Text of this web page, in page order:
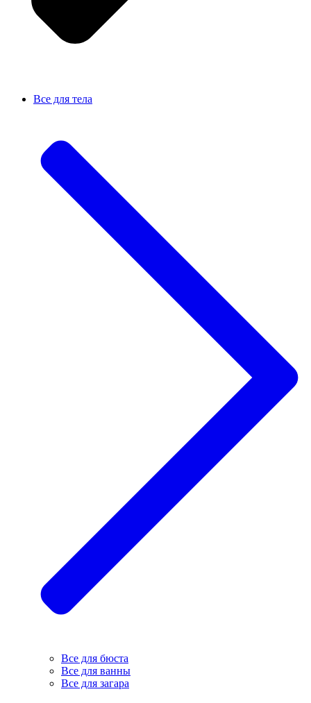
Все для тела
Все для бюста
Все для ванны
Все для загара